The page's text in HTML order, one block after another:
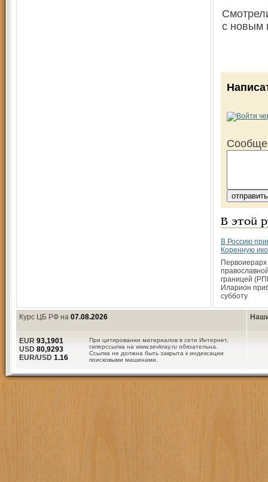
с новым
В этой
В Россию
Коренную
Первоиерарх
границей
Иларион
субботу
Курс ЦБ РФ на 07.08.2026
При цитировании материалов в сети Интернет,
гиперссылка на www.sevkray.ru обязательна.
Ссылка не должна быть закрыта к индексации
поисковыми машинами.
EUR 93,1901
USD 80,9293
EUR/USD 1.16